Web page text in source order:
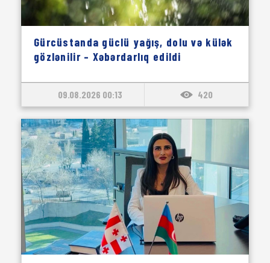
Gürcüstanda güclü yağış, dolu və külək
gözlənilir – Xəbərdarlıq edildi
09.08.2026 00:13 420